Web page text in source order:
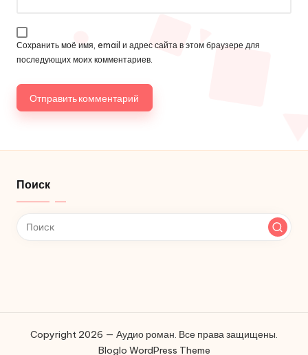
Сохранить моё имя, email и адрес сайта в этом браузере для
последующих моих комментариев.
Поиск
Copyright 2026 — Аудио роман. Все права защищены.
Bloglo WordPress Theme